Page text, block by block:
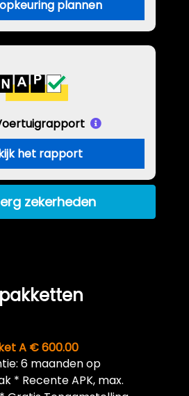
plannen
het rapport
zekerheden
A € 600.00
6 maanden op
* Recente APK, max.